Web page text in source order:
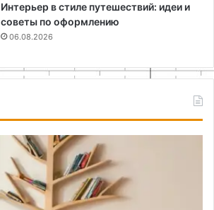
Интерьер в стиле путешествий: идеи и
советы по оформлению
06.08.2026